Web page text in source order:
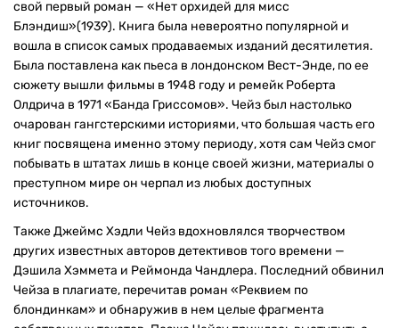
свой первый роман — «Нет орхидей для мисс
Блэндиш»(1939). Книга была невероятно популярной и
вошла в список самых продаваемых изданий десятилетия.
Была поставлена как пьеса в лондонском Вест-Энде, по ее
сюжету вышли фильмы в 1948 году и ремейк Роберта
Олдрича в 1971 «Банда Гриссомов». Чейз был настолько
очарован гангстерскими историями, что большая часть его
книг посвящена именно этому периоду, хотя сам Чейз смог
побывать в штатах лишь в конце своей жизни, материалы о
преступном мире он черпал из любых доступных
источников.
Также Джеймс Хэдли Чейз вдохновлялся творчеством
других известных авторов детективов того времени —
Дэшила Хэммета и Реймонда Чандлера. Последний обвинил
Чейза в плагиате, перечитав роман «Реквием по
блондинкам» и обнаружив в нем целые фрагмента